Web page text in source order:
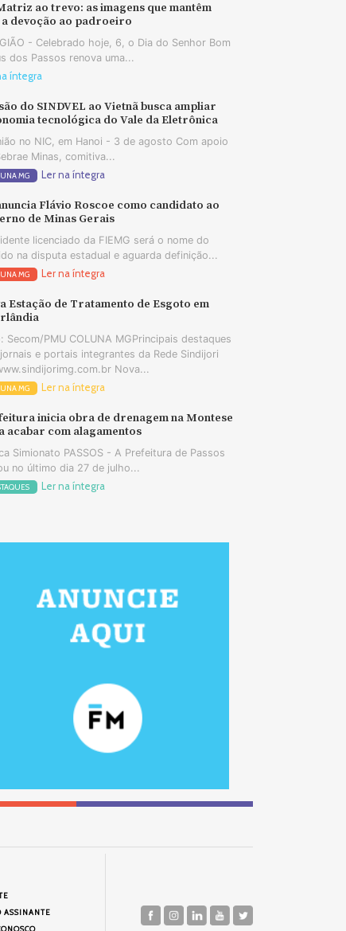
ao trevo: as imagens que mantêm
a devoção ao padroeiro
- Celebrado hoje, 6, o Dia do Senhor Bom
dos Passos renova uma...
íntegra
do SINDVEL ao Vietnã busca ampliar
tecnológica do Vale da Eletrônica
no NIC, em Hanoi - 3 de agosto Com apoio
Minas, comitiva...
MG Ler na íntegra
Flávio Roscoe como candidato ao
de Minas Gerais
licenciado da FIEMG será o nome do
na disputa estadual e aguarda definição...
MG Ler na íntegra
Estação de Tratamento de Esgoto em
Secom/PMU COLUNA MGPrincipais destaques
e portais integrantes da Rede Sindijori
Nova...
MG Ler na íntegra
inicia obra de drenagem na Montese
acabar com alagamentos
Simionato PASSOS - A Prefeitura de Passos
no último dia 27 de julho...
Ler na íntegra
ASSINANTE